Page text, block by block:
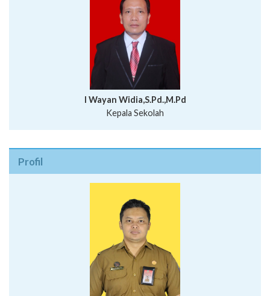
I Wayan Widia,S.Pd.,M.Pd
Kepala Sekolah
Profil